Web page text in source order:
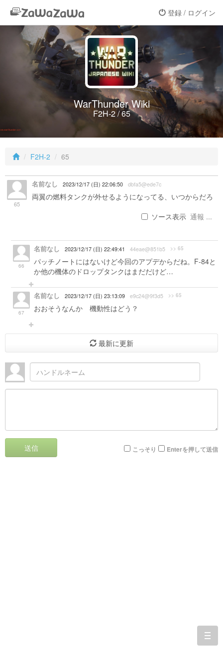
登録 / ログイン
WarThunder Wiki
F2H-2 / 65
F2H-2 65
65
名前なし 2023/12/17 (日) 22:06:50 dbfa5@ede7c
両翼の燃料タンクが外せるようになってる、いつからだろ
ソース表示 通報 ...
66
名前なし 2023/12/17 (日) 22:49:41 44eae@851b5 >> 65
パッチノートにはないけど今回のアプデからだね。F-84と
か他の機体のドロップタンクはまだだけど…
67
名前なし 2023/12/17 (日) 23:13:09 e9c24@9f3d5 >> 65
おおそうなんか 機動性はどう？
最新に更新
送信 こっそり Enterを押して送信